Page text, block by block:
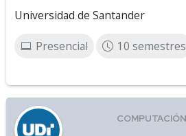
Universidad de Santander
Presencial 10 semestres